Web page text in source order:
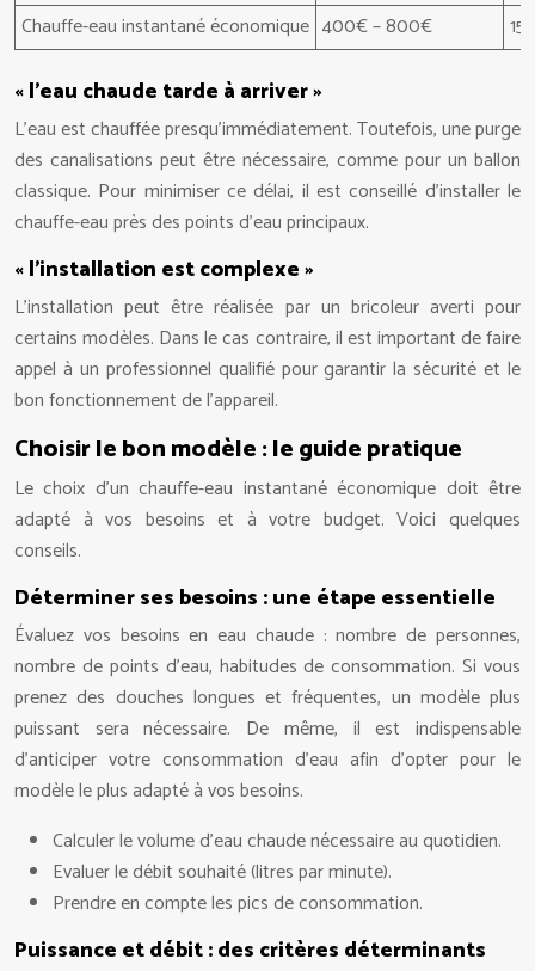
Chauffe-eau instantané économique 400€ – 800€ 15
« l’eau chaude tarde à arriver »
L’eau est chauffée presqu’immédiatement. Toutefois, une purge
des canalisations peut être nécessaire, comme pour un ballon
classique. Pour minimiser ce délai, il est conseillé d’installer le
chauffe-eau près des points d’eau principaux.
« l’installation est complexe »
L’installation peut être réalisée par un bricoleur averti pour
certains modèles. Dans le cas contraire, il est important de faire
appel à un professionnel qualifié pour garantir la sécurité et le
bon fonctionnement de l’appareil.
Choisir le bon modèle : le guide pratique
Le choix d’un chauffe-eau instantané économique doit être
adapté à vos besoins et à votre budget. Voici quelques
conseils.
Déterminer ses besoins : une étape essentielle
Évaluez vos besoins en eau chaude : nombre de personnes,
nombre de points d’eau, habitudes de consommation. Si vous
prenez des douches longues et fréquentes, un modèle plus
puissant sera nécessaire. De même, il est indispensable
d’anticiper votre consommation d’eau afin d’opter pour le
modèle le plus adapté à vos besoins.
Calculer le volume d’eau chaude nécessaire au quotidien.
Evaluer le débit souhaité (litres par minute).
Prendre en compte les pics de consommation.
Puissance et débit : des critères déterminants